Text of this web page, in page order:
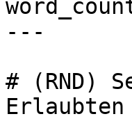
---
# (RND)
Erlaubten